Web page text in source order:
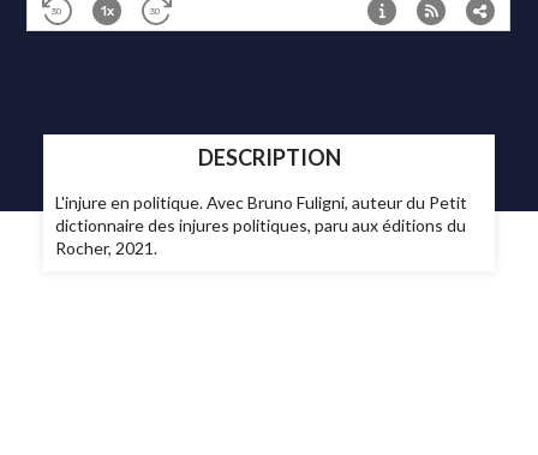
DESCRIPTION
L'injure en politique. Avec Bruno Fuligni, auteur du Petit
dictionnaire des injures politiques, paru aux éditions du
Rocher, 2021.